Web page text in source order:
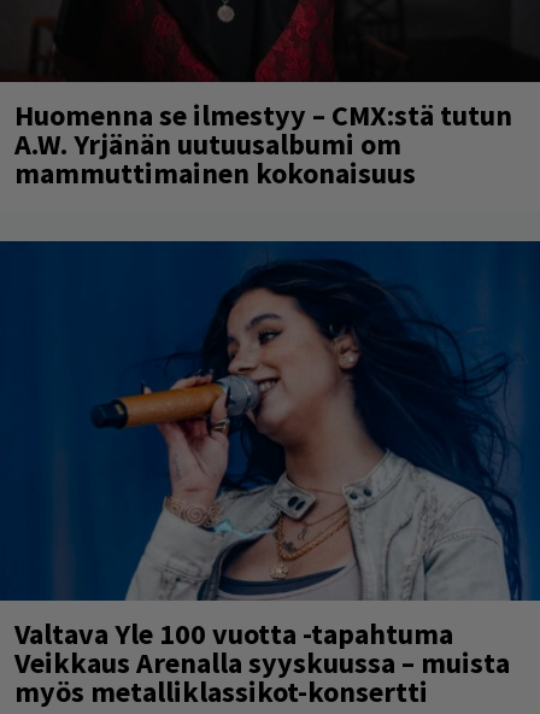
Huomenna se ilmestyy – CMX:stä tutun
A.W. Yrjänän uutuusalbumi om
mammuttimainen kokonaisuus
Valtava Yle 100 vuotta -tapahtuma
Veikkaus Arenalla syyskuussa – muista
myös metalliklassikot-konsertti